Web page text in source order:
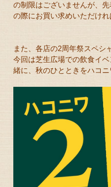
の制限はございませんが、
の際にお買い求めいただけ
また、各店の2周年祭スペシ
今回は芝生広場での飲食イ
緒に、秋のひとときをハコ